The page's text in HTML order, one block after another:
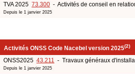
TVA 2025 73.300 - Activités de conseil en
Depuis le 1 janvier 2025
Activités ONSS Code Nacebel version 2025(2)
ONSS2025 43.211 - Travaux généraux
Depuis le 1 janvier 2025